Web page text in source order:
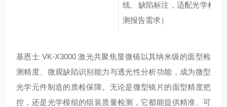
线、缺陷标注，适配光学检
测报告需求）
基恩士 VK-X3000 激光共聚焦显微镜以其纳米级的面型检
测精度、微观缺陷识别能力与透光性分析功能，成为微型
光学元件制造的质检保障。无论是微型镜片的面型精度把
控，还是光学模组的组装质量检测，它都能提供精准、可